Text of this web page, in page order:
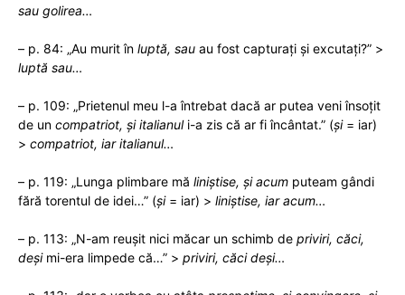
sau golirea…
– p. 84: „Au murit în luptă, sau au fost capturați și excutați?” >
luptă sau…
– p. 109: „Prietenul meu l-a întrebat dacă ar putea veni însoțit
de un compatriot, și italianuli-a zis că ar fi încântat.” (și= iar)
> compatriot, iar italianul…
– p. 119: „Lunga plimbare mă liniștise, și acum puteam gândi
fără torentul de idei…” (și= iar) > liniștise, iar acum…
– p. 113: „N-am reușit nici măcar un schimb de priviri, căci,
deși mi-era limpede că…” > priviri, căci deși…